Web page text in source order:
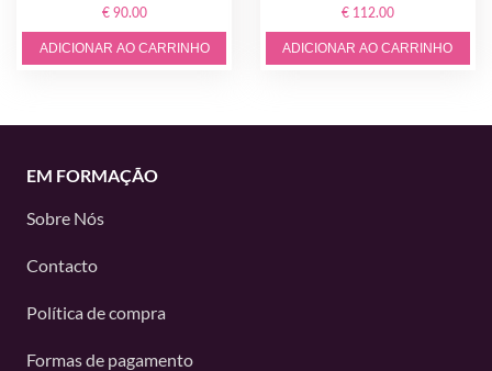
€ 90.00
ADICIONAR AO CARRINHO
€ 112.00
ADICIONAR AO CARRINHO
EM FORMAÇÃO
Sobre Nós
Contacto
Política de compra
Formas de pagamento